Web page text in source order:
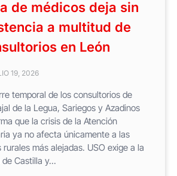
de médicos deja sin
a multitud de
en León
19, 2026
temporal de los consultorios de
de la Legua, Sariegos y Azadinos
que la crisis de la Atención
ya no afecta únicamente a las
rurales más alejadas. USO exige a la
Castilla y...